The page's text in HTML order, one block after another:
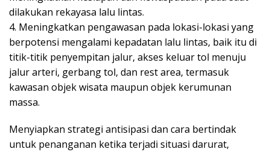
dilakukan rekayasa lalu lintas.
4. Meningkatkan pengawasan pada lokasi-lokasi yang
berpotensi mengalami kepadatan lalu lintas, baik itu di
titik-titik penyempitan jalur, akses keluar tol menuju
jalur arteri, gerbang tol, dan rest area, termasuk
kawasan objek wisata maupun objek kerumunan
massa.
Menyiapkan strategi antisipasi dan cara bertindak
untuk penanganan ketika terjadi situasi darurat,